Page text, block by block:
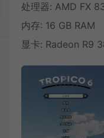
处理器: AMD FX
内存: 16 GB RAM
显卡: Radeon R9